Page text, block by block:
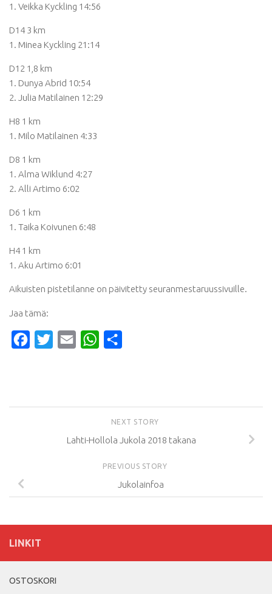
1. Veikka Kyckling 14:56
D14 3 km
1. Minea Kyckling 21:14
D12 1,8 km
1. Dunya Abrid 10:54
2. Julia Matilainen 12:29
H8 1 km
1. Milo Matilainen 4:33
D8 1 km
1. Alma Wiklund 4:27
2. Alli Artimo 6:02
D6 1 km
1. Taika Koivunen 6:48
H4 1 km
1. Aku Artimo 6:01
Aikuisten pistetilanne on päivitetty seuranmestaruussivuille.
Jaa tämä:
FacebookTwitterEmail WhatsApp
NEXT STORY
Lahti-Hollola Jukola 2018 takana
PREVIOUS STORY
Jukolainfoa
LINKIT
OSTOSKORI